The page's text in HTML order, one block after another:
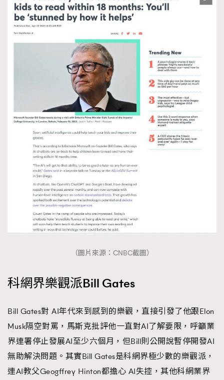
（圖片來源：CNBC截圖）
科網界樂觀派Bill Gates
Bill Gates對 AI年代來到感到的樂觀，直接引發了他跟Elon
Musk隔空對罵，馬斯克批評他一直對AI了解要限，呼籲業
界連署停止發展AI至少六個月，但Bill則公開說暫停開發AI
無助解決問題。其實Bill Gates是科網界極少數的樂觀派，
連AI教父Geogffrey Hinton都擔心 AI失控，其他科網業界